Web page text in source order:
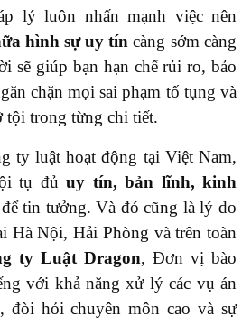
lý luôn nhấn mạnh việc nên
hình sự uy tín càng sớm càng
sẽ giúp bạn hạn chế rủi ro, bảo
chặn mọi sai phạm tố tụng và
tội trong từng chi tiết.
ty luật hoạt động tại Việt Nam,
tụ đủ uy tín, bản lĩnh, kinh
để tin tưởng. Và đó cũng là lý do
Hà Nội, Hải Phòng và trên toàn
ty Luật Dragon, Đơn vị bào
với khả năng xử lý các vụ án
đòi hỏi chuyên môn cao và sự